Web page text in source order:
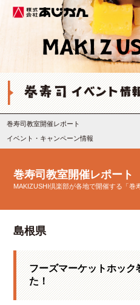
株式会
巻寿司教室開催レポート
イベント・キャンペーン情報
巻寿司教室開催レポート
MAKIZUSHI倶楽部が各地で開催する「巻
島根県
フーズマーケットホック
た！